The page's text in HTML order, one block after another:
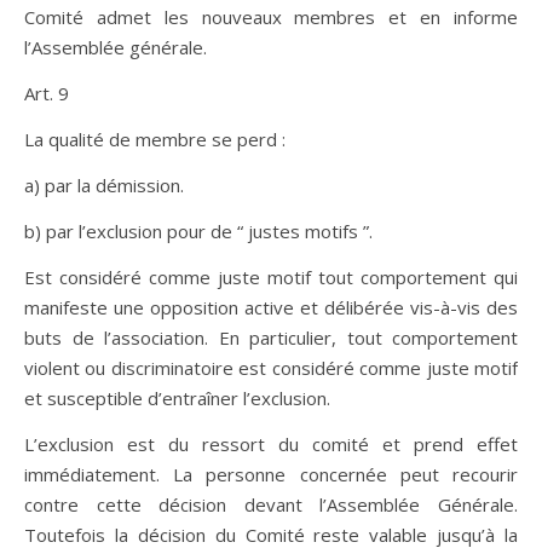
Comité admet les nouveaux membres et en informe
l’Assemblée générale.
Art. 9
La qualité de membre se perd :
a) par la démission.
b) par l’exclusion pour de “ justes motifs ”.
Est considéré comme juste motif tout comportement qui
manifeste une opposition active et délibérée vis-à-vis des
buts de l’association. En particulier, tout comportement
violent ou discriminatoire est considéré comme juste motif
et susceptible d’entraîner l’exclusion.
L’exclusion est du ressort du comité et prend effet
immédiatement. La personne concernée peut recourir
contre cette décision devant l’Assemblée Générale.
Toutefois la décision du Comité reste valable jusqu’à la